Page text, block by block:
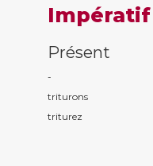
Impératif
Présent
-
triturons
triturez